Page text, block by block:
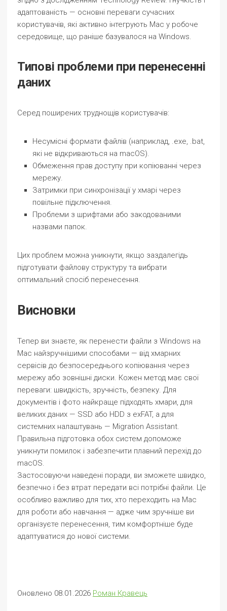
адаптованість — основні переваги сучасних
користувачів, які активно інтегрують Mac у робоче
середовище, що раніше базувалося на Windows.
Типові проблеми при перенесенні
даних
Серед поширених труднощів користувачів:
Несумісні формати файлів (наприклад, .exe, .bat,
які не відкриваються на macOS).
Обмеження прав доступу при копіюванні через
мережу.
Затримки при синхронізації у хмарі через
повільне підключення.
Проблеми з шрифтами або закодованими
назвами папок.
Цих проблем можна уникнути, якщо заздалегідь
підготувати файлову структуру та вибрати
оптимальний спосіб перенесення.
Висновки
Тепер ви знаєте, як перенести файли з Windows на
Mac найзручнішими способами — від хмарних
сервісів до безпосереднього копіювання через
мережу або зовнішні диски. Кожен метод має свої
переваги: швидкість, зручність, безпеку. Для
документів і фото найкраще підходять хмари, для
великих даних — SSD або HDD з exFAT, а для
системних налаштувань — Migration Assistant.
Правильна підготовка обох систем допоможе
уникнути помилок і забезпечити плавний перехід до
macOS.
Застосовуючи наведені поради, ви зможете швидко,
безпечно і без втрат передати всі потрібні файли. Це
особливо важливо для тих, хто переходить на Mac
для роботи або навчання — адже чим зручніше ви
організуєте перенесення, тим комфортніше буде
адаптуватися до нової системи.
Оновлено 08.01.2026 Роман Кравець